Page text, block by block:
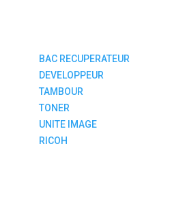
BAC RECUPERATEUR
DEVELOPPEUR
TAMBOUR
TONER
UNITE IMAGE
RICOH